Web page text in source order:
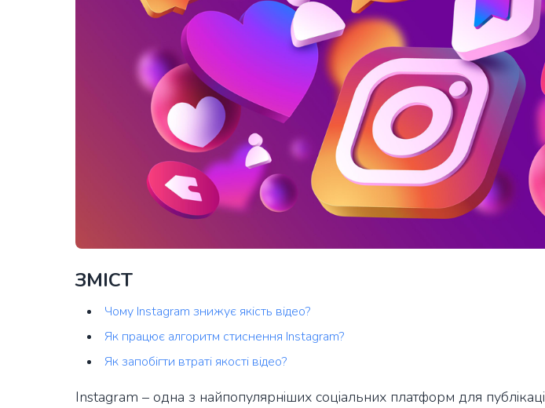
ЗМІСТ
Чому Instagram знижує якість відео?
Як працює алгоритм стиснення Instagram?
Як запобігти втраті якості відео?
Instagram – одна з найпопулярніших соціальних платформ для